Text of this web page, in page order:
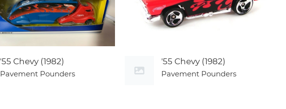
'55 Chevy (1982)
Pavement Pounders
'55 Chevy (1982)
Pavement Pounders